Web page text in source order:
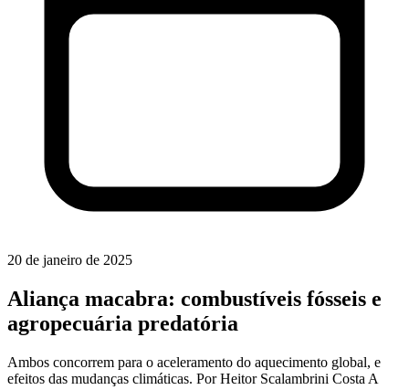
20 de janeiro de 2025
Aliança macabra: combustíveis fósseis e
agropecuária predatória
Ambos concorrem para o aceleramento do aquecimento global, e
efeitos das mudanças climáticas. Por Heitor Scalambrini Costa A